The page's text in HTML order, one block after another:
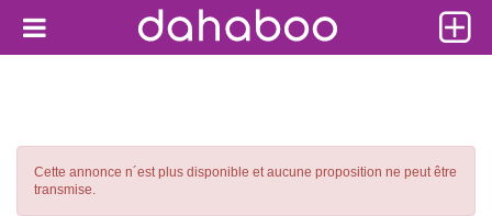
Cette annonce n´est plus disponible et aucune proposition ne peut être
transmise.